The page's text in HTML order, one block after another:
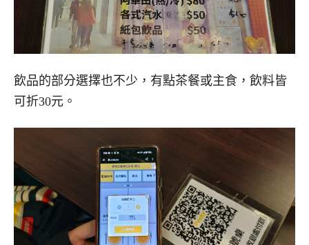
飲品的部分選擇也不少，有點茶餐或主食，飲料皆
可折30元。